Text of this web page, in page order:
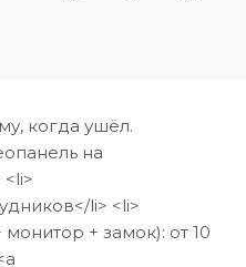
когда ушёл.
на
li> <li>
+ замок): от 10